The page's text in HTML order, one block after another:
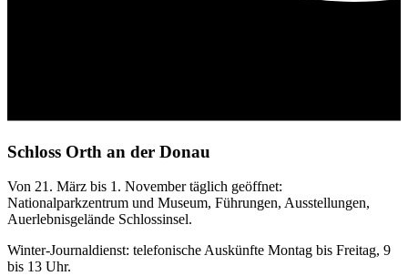
Schloss Orth an der Donau
Von 21. März bis 1. November täglich geöffnet:
Nationalparkzentrum und Museum, Führungen, Ausstellungen,
Auerlebnisgelände Schlossinsel.
Winter-Journaldienst: telefonische Auskünfte Montag bis Freitag, 9
bis 13 Uhr.